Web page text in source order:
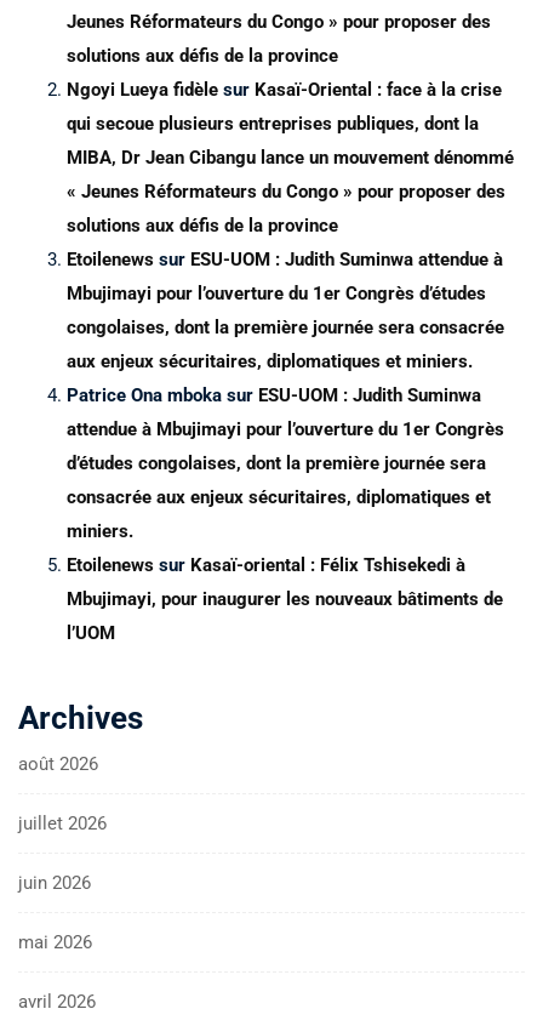
Jeunes Réformateurs du Congo » pour proposer des
solutions aux défis de la province
Ngoyi Lueya fidèle sur Kasaï-Oriental : face à la crise
qui secoue plusieurs entreprises publiques, dont la
MIBA, Dr Jean Cibangu lance un mouvement dénommé
« Jeunes Réformateurs du Congo » pour proposer des
solutions aux défis de la province
Etoilenews sur ESU-UOM : Judith Suminwa attendue à
Mbujimayi pour l’ouverture du 1er Congrès d’études
congolaises, dont la première journée sera consacrée
aux enjeux sécuritaires, diplomatiques et miniers.
Patrice Ona mboka sur ESU-UOM : Judith Suminwa
attendue à Mbujimayi pour l’ouverture du 1er Congrès
d’études congolaises, dont la première journée sera
consacrée aux enjeux sécuritaires, diplomatiques et
miniers.
Etoilenews sur Kasaï-oriental : Félix Tshisekedi à
Mbujimayi, pour inaugurer les nouveaux bâtiments de
l’UOM
Archives
août 2026
juillet 2026
juin 2026
mai 2026
avril 2026